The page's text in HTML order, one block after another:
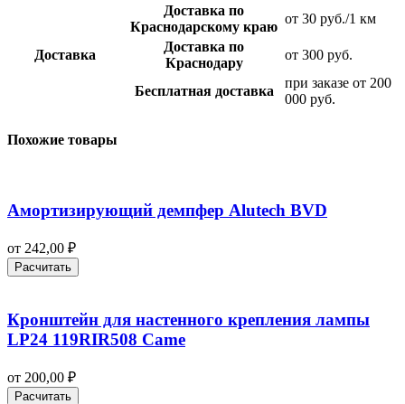
Доставка
Доставка по
Краснодарскому краю
от 30 руб./1 км
Доставка по
Краснодару
от 300 руб.
Бесплатная доставка
при заказе от 200
000 руб.
Похожие товары
Амортизирующий демпфер Alutech BVD
от 242,00 ₽
Расчитать
Кронштейн для настенного крепления лампы
LP24 119RIR508 Came
от 200,00 ₽
Расчитать